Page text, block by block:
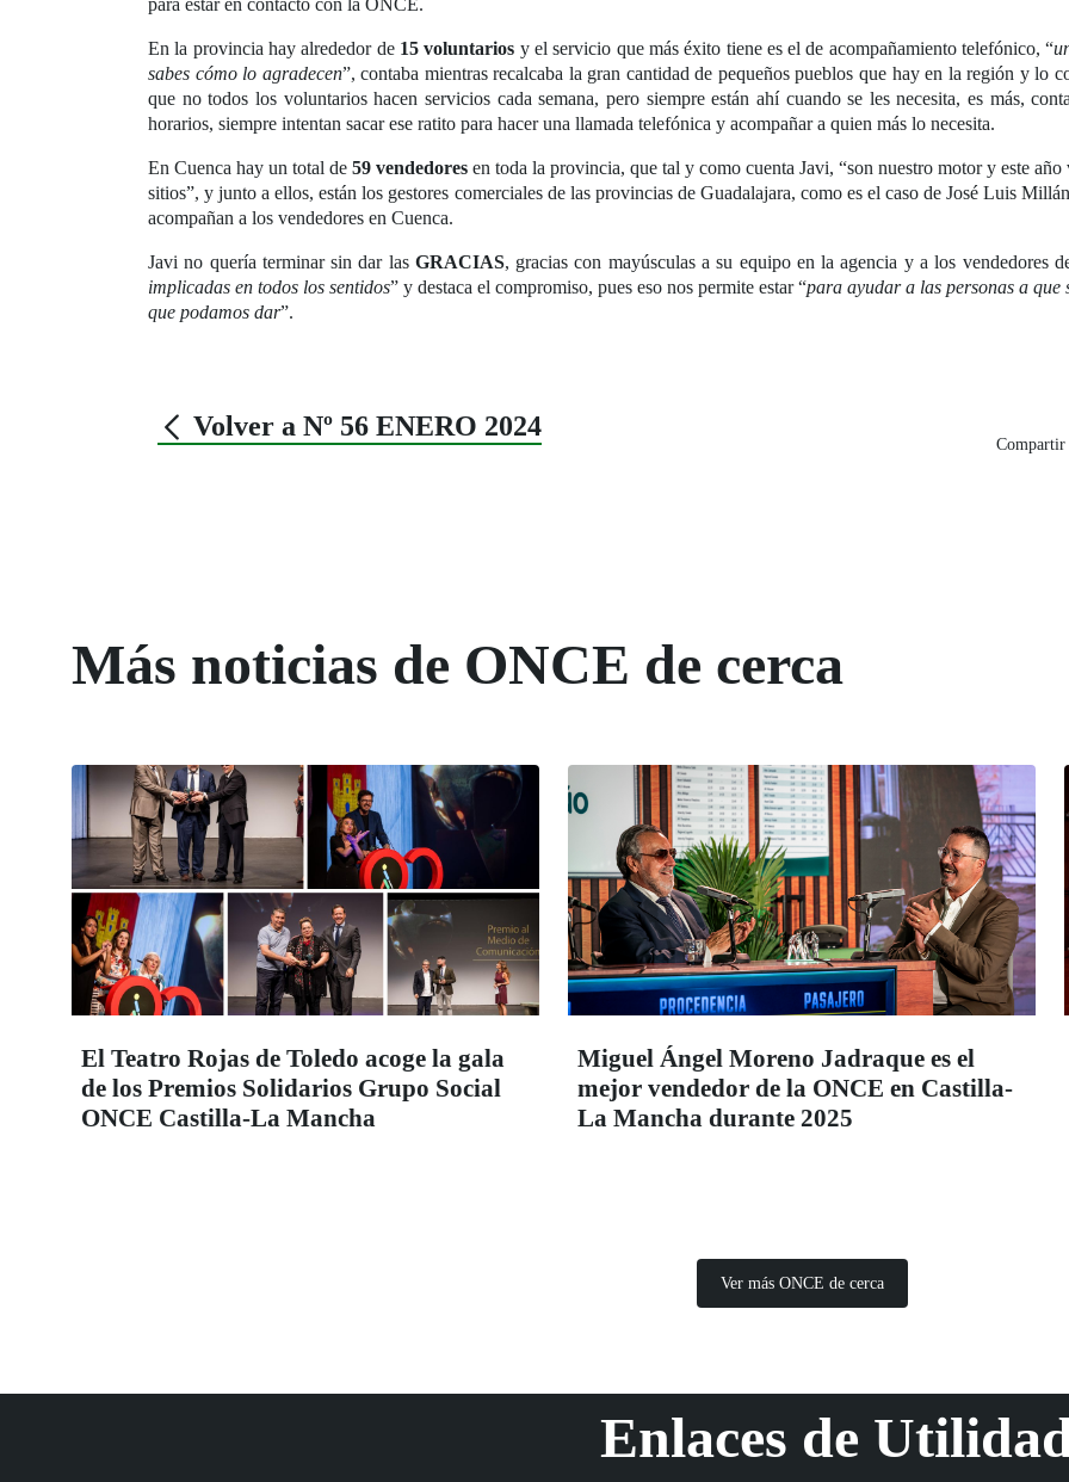
para estar en contacto con la ONCE.
En la provincia hay alrededor de 15 voluntarios y el servicio que más éxito tiene es el de acompañamiento telefónico, “
sabes cómo lo agradecen”, contaba mientras recalcaba la gran cantidad de pequeños pueblos que hay en la región y lo
que no todos los voluntarios hacen servicios cada semana, pero siempre están ahí cuando se les necesita, es más,
horarios, siempre intentan sacar ese ratito para hacer una llamada telefónica y acompañar a quien más lo necesita.
En Cuenca hay un total de 59 vendedores en toda la provincia, que tal y como cuenta Javi, “son nuestro motor y este
sitios”, y junto a ellos, están los gestores comerciales de las provincias de Guadalajara, como es el caso de José Luis
acompañan a los vendedores en Cuenca.
Javi no quería terminar sin dar las GRACIAS, gracias con mayúsculas a su equipo en la agencia y a los vendedores
implicadas en todos los sentidos” y destaca el compromiso, pues eso nos permite estar “para ayudar a las personas a
que podamos dar”.
Volver a Nº 56 ENERO 2024
Compartir
Más noticias de ONCE de cerca
El Teatro Rojas de Toledo acoge la gala
de los Premios Solidarios Grupo Social
ONCE Castilla-La Mancha
Miguel Ángel Moreno Jadraque es el
mejor vendedor de la ONCE en Castilla-
La Mancha durante 2025
Ver más ONCE de cerca
Enlaces de